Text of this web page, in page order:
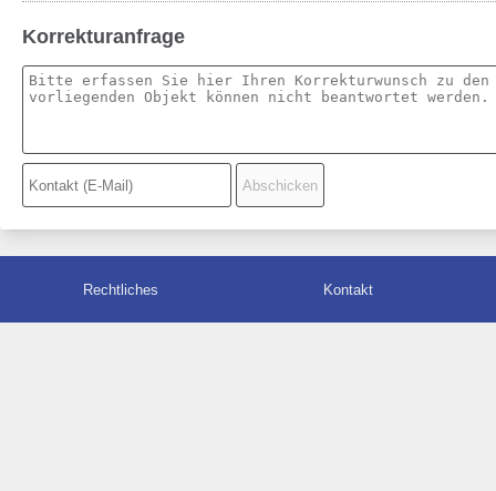
Korrekturanfrage
Rechtliches Kontakt